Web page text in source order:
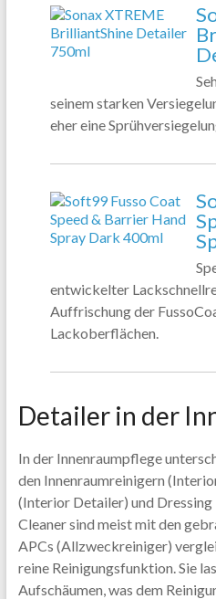
seinem starken
eher eine
entwickelter
Auffrischung der
Lackoberflächen.
Detailer in der
In der Innenraumpflege
den Innenraumreinigern
(Interior Detailer) und Dressing
Cleaner sind meist mit den
APCs (Allzweckreiniger)
reine Reinigungsfunktion. Sie
Aufschäumen, was dem